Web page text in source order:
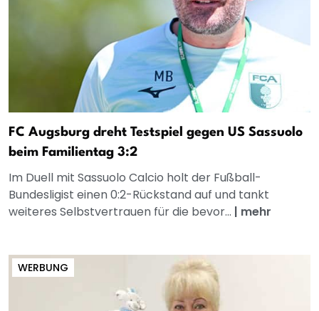
FC Augsburg dreht Testspiel gegen US Sassuolo
beim Familientag 3:2
Im Duell mit Sassuolo Calcio holt der Fußball-
Bundesligist einen 0:2-Rückstand auf und tankt
weiteres Selbstvertrauen für die bevor... | mehr
WERBUNG